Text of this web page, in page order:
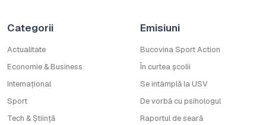
Categorii
Actualitate
Economie & Business
Internațional
Sport
Tech & Știință
Emisiuni
Bucovina Sport Action
În curtea școlii
Se întâmplă la USV
De vorbă cu psihologul
Raportul de seară